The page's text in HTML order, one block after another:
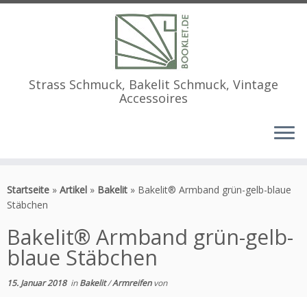
Inhalt
springen
Strass Schmuck, Bakelit Schmuck, Vintage
Accessoires
Startseite » Artikel » Bakelit » Bakelit® Armband grün-gelb-blaue
Stäbchen
Bakelit® Armband grün-gelb-
blaue Stäbchen
15. Januar 2018inBakelit/Armreifenvon